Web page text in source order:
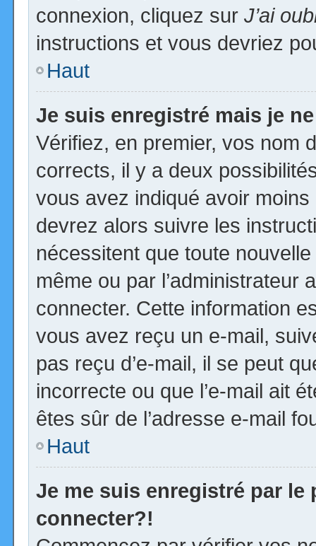
connexion, cliquez sur J’ai
instructions et vous devriez
Haut
Je suis enregistré mais je
Vérifiez, en premier, vos nom
corrects, il y a deux
vous avez indiqué avoir
devrez alors suivre les
nécessitent que toute
même ou par l’administrateur
connecter. Cette information
vous avez reçu un e-mail,
pas reçu d’e-mail, il se peut
incorrecte ou que l’e-mail ait
êtes sûr de l’adresse e-mail
Haut
Je me suis enregistré par le
connecter?!